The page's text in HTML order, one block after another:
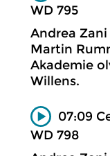
WD 795
Andrea Zani
Martin
Akademie
Willens.
07:09
WD 798